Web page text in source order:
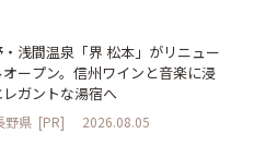
浅間温泉「界 松本」がリニュー
オープン。信州ワインと音楽に浸
レガントな湯宿へ
野県 [PR] 2026.08.05